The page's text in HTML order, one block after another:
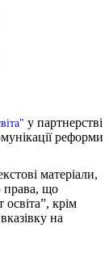
у партнерстві
реформи
матеріали,
права, що
крім
на